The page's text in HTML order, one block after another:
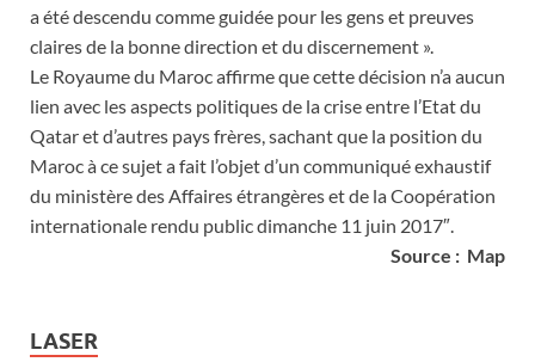
a été descendu comme guidée pour les gens et preuves
claires de la bonne direction et du discernement ».
Le Royaume du Maroc affirme que cette décision n’a aucun
lien avec les aspects politiques de la crise entre l’Etat du
Qatar et d’autres pays frères, sachant que la position du
Maroc à ce sujet a fait l’objet d’un communiqué exhaustif
du ministère des Affaires étrangères et de la Coopération
internationale rendu public dimanche 11 juin 2017″.
Source : Map
LASER